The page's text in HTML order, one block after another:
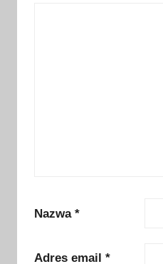
,Nazwa *
Adres email *